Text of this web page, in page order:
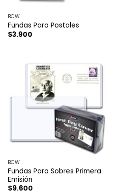
BCW
Fundas Para Postales
$3.900
BCW
Fundas Para Sobres Primera
Emisión
$9.600